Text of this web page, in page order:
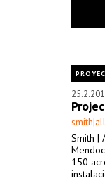
Smith |
150